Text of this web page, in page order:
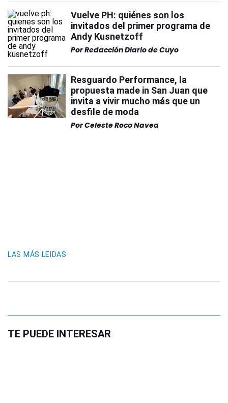
Vuelve PH: quiénes son los
invitados del primer programa de
Andy Kusnetzoff
PorRedacción Diario de Cuyo
Resguardo Performance, la
propuesta made in San Juan que
invita a vivir mucho más que un
desfile de moda
PorCeleste Roco Navea
LAS MÁS LEIDAS
TE PUEDE INTERESAR